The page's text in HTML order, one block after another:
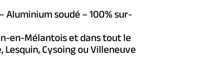
Aluminium soudé – 100% sur-
en-Mélantois et dans tout le
Cysoing ou Villeneuve